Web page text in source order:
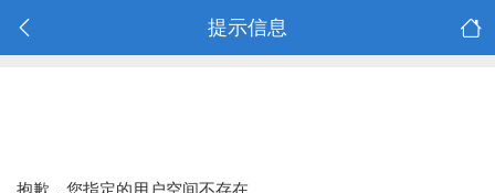
提示信息
抱歉，您指定的用户空间不存在